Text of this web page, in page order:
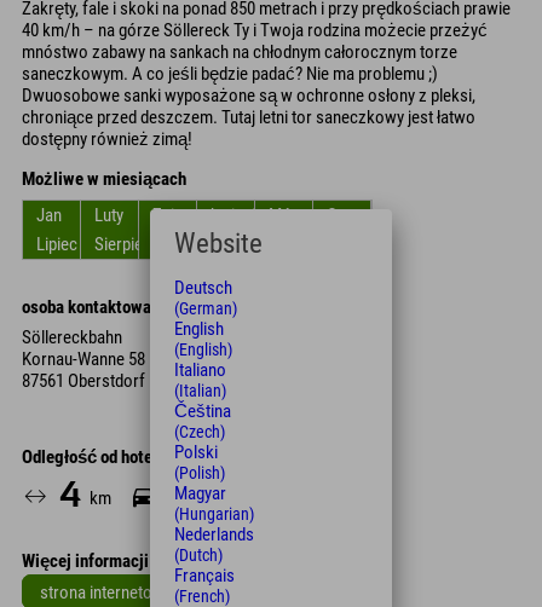
Zakręty, fale i skoki na ponad 850 metrach i przy prędkościach prawie
40 km/h – na górze Söllereck Ty i Twoja rodzina możecie przeżyć
mnóstwo zabawy na sankach na chłodnym całorocznym torze
saneczkowym. A co jeśli będzie padać? Nie ma problemu ;)
Dwuosobowe sanki wyposażone są w ochronne osłony z pleksi,
chroniące przed deszczem. Tutaj letni tor saneczkowy jest łatwo
dostępny również zimą!
Możliwe w miesiącach
Jan
Luty ZniszczyćkwiecieńMóc
Czerwiec
Lipiec
Sierpień WrzesieńPaździernik
osoba kontaktowa
Söllereckbahn
Kornau-Wanne 58
87561 Oberstdorf
Odległość od hotelu
4 km 5 Min.
Więcej informacji
strona internetowa
Website
Deutsch
(German)
English
(English)
Italiano
(Italian)
Čeština
(Czech)
Polski
(Polish)
Magyar
(Hungarian)
Nederlands
(Dutch)
Français
(French)